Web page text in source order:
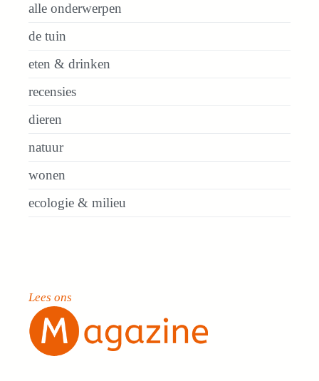
alle onderwerpen
de tuin
eten & drinken
recensies
dieren
natuur
wonen
ecologie & milieu
Lees ons